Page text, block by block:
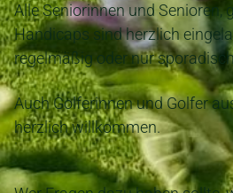
Alle Seniorinnen und Senioren,
Handicaps sind herzlich
regelmäßig oder nur
Auch Golferinnen und Golfer
herzlich willkommen.